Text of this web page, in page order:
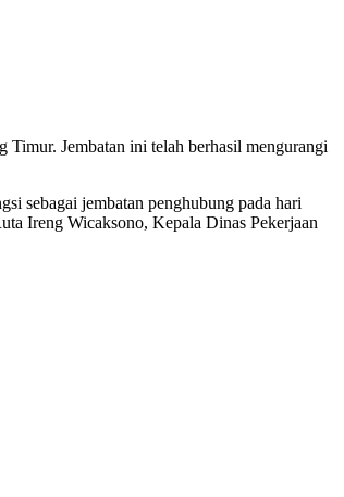
Timur. Jembatan ini telah berhasil mengurangi
sebagai jembatan penghubung pada hari
Ireng Wicaksono, Kepala Dinas Pekerjaan